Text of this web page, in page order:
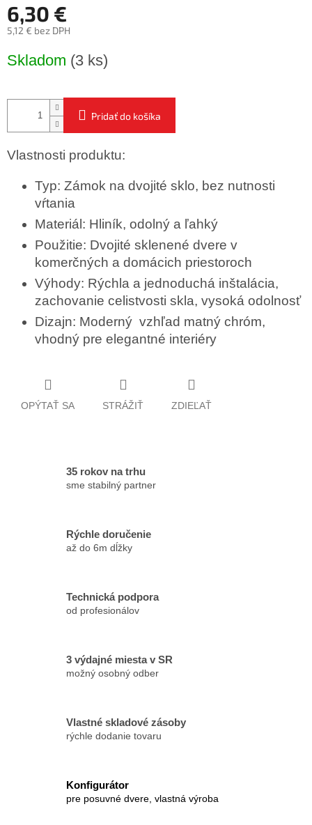
6,30 €
5,12 € bez DPH
cena:
Skladom (3 ks)
Pridať do košíka
Vlastnosti produktu:
Typ: Zámok na dvojité sklo, bez nutnosti
vŕtania
Materiál: Hliník, odolný a ľahký
Použitie: Dvojité sklenené dvere v
komerčných a domácich priestoroch
Výhody: Rýchla a jednoduchá inštalácia,
zachovanie celistvosti skla, vysoká odolnosť
Dizajn: Moderný vzhľad matný chróm,
vhodný pre elegantné interiéry
OPÝTAŤ SA STRÁŽIŤ ZDIEĽAŤ
35 rokov na trhu
sme stabilný partner
Rýchle doručenie
až do 6m dĺžky
Technická podpora
od profesionálov
3 výdajné miesta v SR
možný osobný odber
Vlastné skladové zásoby
rýchle dodanie tovaru
Konfigurátor
pre posuvné dvere, vlastná výroba